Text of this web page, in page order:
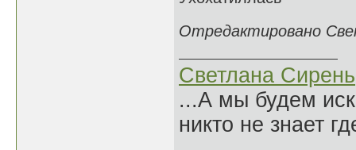
Отредактировано
Светлана Сирень
...А мы будем
никто не знает